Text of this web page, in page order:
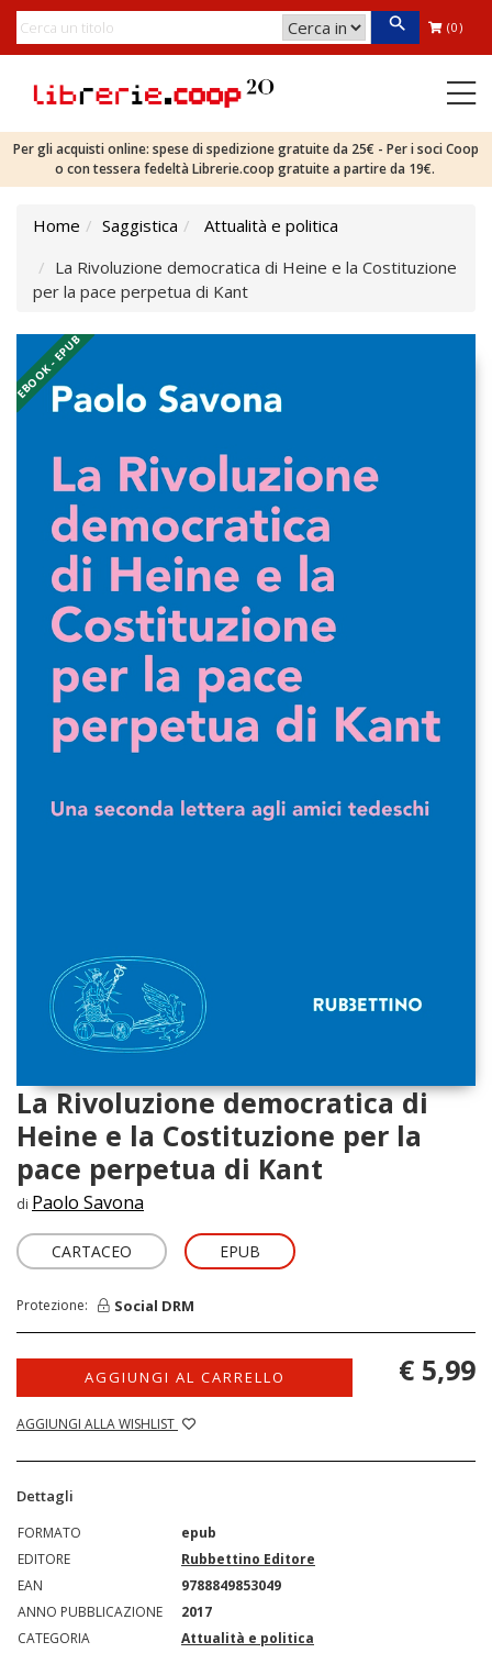
(0)
Per gli acquisti online: spese di spedizione gratuite da 25€ - Per i soci Coop
o con tessera fedeltà Librerie.coop gratuite a partire da 19€.
Home Saggistica
Attualità e politica
La Rivoluzione democratica di Heine e la Costituzione
per la pace perpetua di Kant
EBOOK - EPUB
La Rivoluzione democratica di
Heine e la Costituzione per la
pace perpetua di Kant
di Paolo Savona
CARTACEO EPUB
Protezione: Social DRM
AGGIUNGI AL CARRELLO
AGGIUNGI ALLA WISHLIST
€ 5,99
Dettagli
FORMATO
epub
EDITORE
Rubbettino Editore
EAN
9788849853049
ANNO PUBBLICAZIONE
2017
CATEGORIA
Attualità e politica